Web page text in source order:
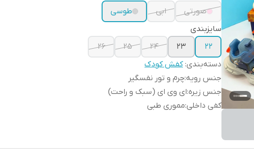
صورتی
ابی
طوسی
سایزبندی
22
23
24
25
26
دسته‌بندی:کفش کودک
جنس رویه:چرم و تور نفسگیر
جنس زیره:ای وی ای (سبک و راحت)
کفی داخلی:مموری طبی